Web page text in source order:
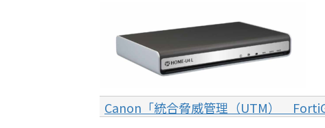
Canon「統合脅威管理（UTM）